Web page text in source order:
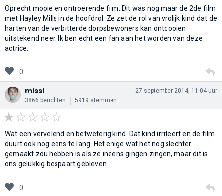
Oprecht mooie en ontroerende film. Dit was nog maar de 2de film
met Hayley Mills in de hoofdrol. Ze zet de rol van vrolijk kind dat de
harten van de verbitterde dorpsbewoners kan ontdooien
uitstekend neer. Ik ben echt een fan aan het worden van deze
actrice.
0
missl
3866 berichten 5919 stemmen
27 september 2014, 11:04 uur
Wat een vervelend en betweterig kind. Dat kind irriteert en de film
duurt ook nog eens te lang. Het enige wat het nog slechter
gemaakt zou hebben is als ze ineens gingen zingen, maar dit is
ons gelukkig bespaart gebleven.
0